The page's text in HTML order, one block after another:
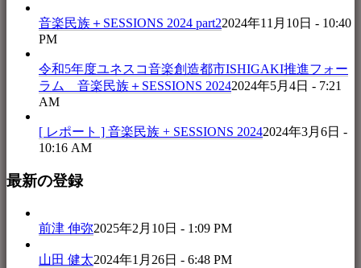
音楽民族＋SESSIONS 2024 part22024年11月10日 - 10:40
PM
令和5年度ユネスコ音楽創造都市ISHIGAKI推進フォー
ラム 音楽民族＋SESSIONS 20242024年5月4日 - 7:21
AM
[ レポート ] 音楽民族 + SESSIONS 20242024年3月6日 -
10:16 AM
最新の登録
前津 伸弥2025年2月10日 - 1:09 PM
山田 健太2024年1月26日 - 6:48 PM